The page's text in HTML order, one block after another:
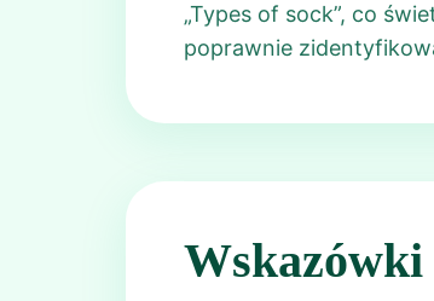
„Types of sock”, co
poprawnie
Wskazówki